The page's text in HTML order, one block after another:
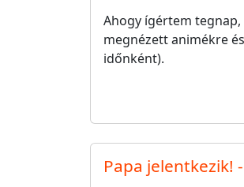
Ahogy ígértem tegnap,
megnézett animékre
időnként).
Papa jelentkezik!